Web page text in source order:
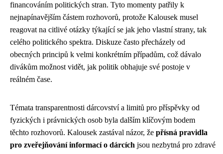
financováním politických stran. Tyto momenty patřily k
nejnapínavějším částem rozhovorů, protože Kalousek musel
reagovat na citlivé otázky týkající se jak jeho vlastní strany, tak
celého politického spektra. Diskuze často přecházely od
obecných principů k velmi konkrétním případům, což dávalo
divákům možnost vidět, jak politik obhajuje své postoje v
reálném čase.
Témata transparentnosti dárcovství a limitů pro příspěvky od
fyzických i právnických osob byla dalším klíčovým bodem
těchto rozhovorů. Kalousek zastával názor, že přísná pravidla
pro zveřejňování informací o dárcích jsou nezbytná pro zdravé